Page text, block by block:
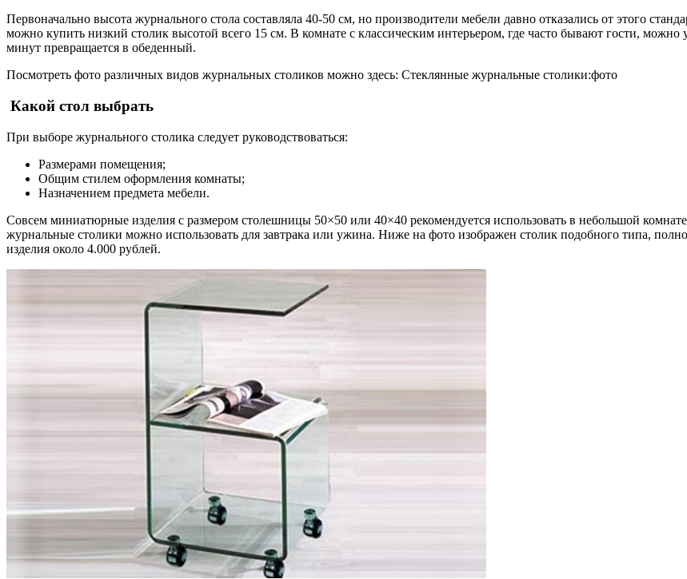
Первоначально высота журнального стола составляла 40-50 см, но производители мебели давно отказались от этого
можно купить низкий столик высотой всего 15 см. В комнате с классическим интерьером, где часто бывают гости,
минут превращается в обеденный.
Посмотреть фото различных видов журнальных столиков можно здесь: Стеклянные журнальные столики:фото
Какой стол выбрать
При выборе журнального столика следует руководствоваться:
Размерами помещения;
Общим стилем оформления комнаты;
Назначением предмета мебели.
Совсем миниатюрные изделия с размером столешницы 50×50 или 40×40 рекомендуется использовать в небольшой
журнальные столики можно использовать для завтрака или ужина. Ниже на фото изображен столик подобного типа,
изделия около 4.000 рублей.